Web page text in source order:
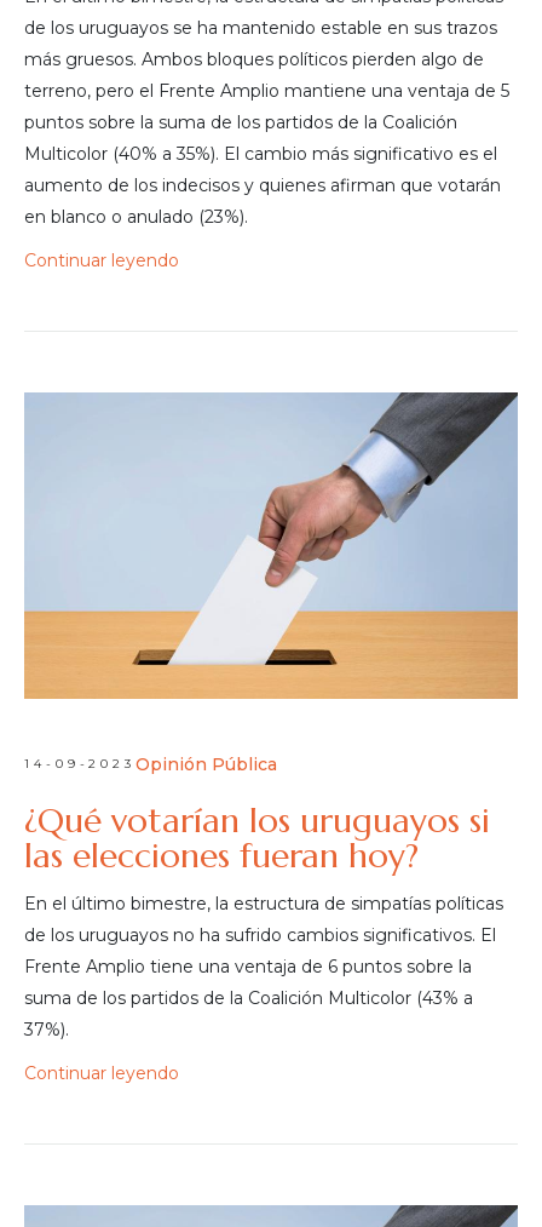
de los uruguayos se ha mantenido estable en sus trazos
más gruesos. Ambos bloques políticos pierden algo de
terreno, pero el Frente Amplio mantiene una ventaja de 5
puntos sobre la suma de los partidos de la Coalición
Multicolor (40% a 35%). El cambio más significativo es el
aumento de los indecisos y quienes afirman que votarán
en blanco o anulado (23%).
Continuar leyendo
14-09-2023Opinión Pública
¿Qué votarían los uruguayos si
las elecciones fueran hoy?
En el último bimestre, la estructura de simpatías políticas
de los uruguayos no ha sufrido cambios significativos. El
Frente Amplio tiene una ventaja de 6 puntos sobre la
suma de los partidos de la Coalición Multicolor (43% a
37%).
Continuar leyendo